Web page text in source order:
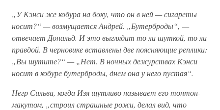
„У Кэнси же кобура на боку, что он в ней — сигареты
носит?“ — возмущается Андрей. „Бутерброды“, —
отвечает Дональд. И это выглядит то ли шуткой, то ли
правдой. В черновике вставлены две поясняющие реплики:
„Вы шутите?“ — „Нет. В ночных дежурствах Кэнси
носит в кобуре бутерброды, днем она у него пустая“.
Негр Сильва, когда Изя шутливо называет его тонтон-
макутом, „строил страшные рожи, делал вид, что